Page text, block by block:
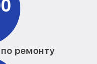
ремонту